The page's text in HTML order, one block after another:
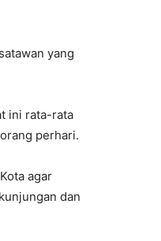
yang
ini rata-rata
perhari.
agar
dan